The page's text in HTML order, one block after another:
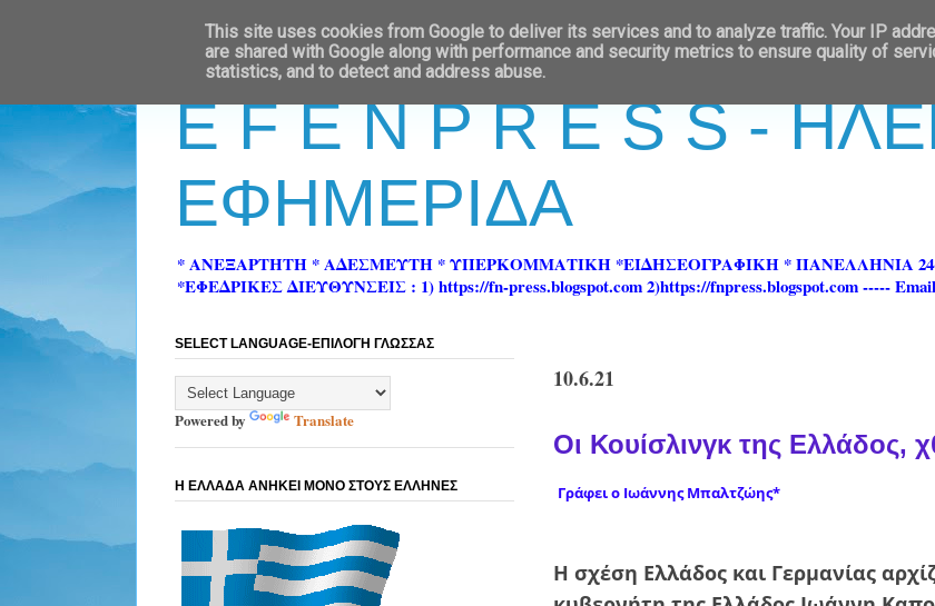
E F E N P R E S S -
ΕΦΗΜΕΡΙΔΑ
* ΑΝΕΞΑΡΤΗΤΗ * ΑΔΕΣΜΕΥΤΗ * ΥΠΕΡΚΟΜΜΑΤΙΚΗ *ΕΙΔΗΣΕΟΓΡΑΦΙΚΗ * ΠΑΝΕΛΛΗΝΙΑ
*ΕΦΕΔΡΙΚΕΣ ΔΙΕΥΘΥΝΣΕΙΣ : 1) https://fn-press.blogspot.com 2)https://fnpress.blogspot.com -----
10.6.21
Οι Κουίσλινγκ της Ελλάδος,
Γράφει ο Ιωάννης Μπαλτζώης*
Η σχέση Ελλάδος και Γερμανίας
SELECT LANGUAGE-ΕΠΙΛΟΓΗ ΓΛΩΣΣΑΣ
Powered by Translate
Η ΕΛΛΑΔΑ ΑΝΗΚΕΙ ΜΟΝΟ ΣΤΟΥΣ ΕΛΛΗΝΕΣ
This site uses cookies from Google to deliver its services and to analyze traffic. Your IP
are shared with Google along with performance and security metrics to ensure quality of
statistics, and to detect and address abuse.